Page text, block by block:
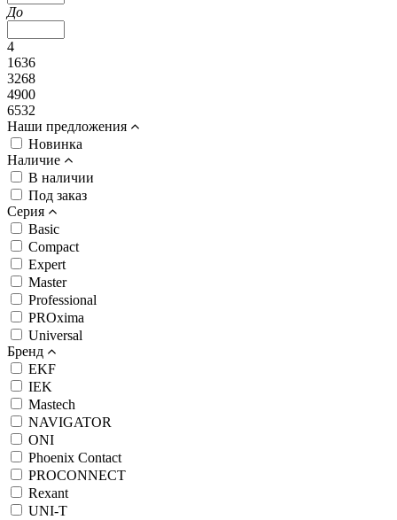
До
4
1636
3268
4900
6532
Наши предложения
Новинка
Наличие
В наличии
Под заказ
Серия
Basic
Compact
Expert
Master
Professional
PROxima
Universal
Бренд
EKF
IEK
Mastech
NAVIGATOR
ONI
Phoenix Contact
PROCONNECT
Rexant
UNI-T